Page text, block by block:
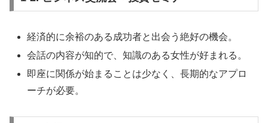
経済的に余裕のある成功者と出会う絶好の機会。
会話の内容が知的で、知識のある女性が好まれる。
即座に関係が始まることは少なく、長期的なアプロ
ーチが必要。